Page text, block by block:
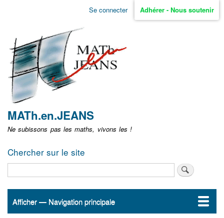
Aller
non
identifié
Se connecter Adhérer - Nous soutenir
MATh.en.JEANS
Ne subissons pas les maths, vivons les !
Chercher sur le site
Navigation
Afficher — Navigation principale